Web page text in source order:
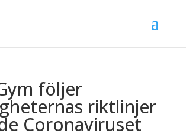
följer
riktlinjer
Coronaviruset